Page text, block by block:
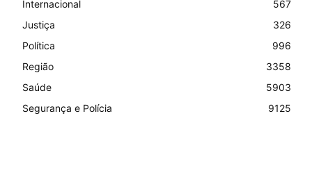
Internacional
567
Justiça
326
Política
996
Região
3358
Saúde
5903
Segurança e Polícia
9125